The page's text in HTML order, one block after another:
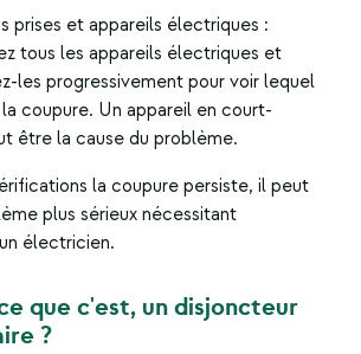
prises et appareils électriques :
tous les appareils électriques et
les progressivement pour voir lequel
coupure. Un appareil en court-
être la cause du problème.
la coupure persiste, il peut
plus sérieux nécessitant
électricien.
que c'est, un disjoncteur
?